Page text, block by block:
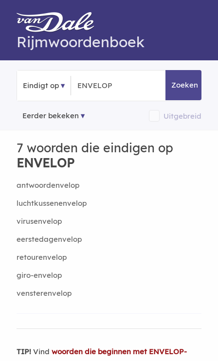
Rijmwoordenboek
Eindigt op Zoeken
Eerder bekeken Uitgebreid
7 woorden die eindigen op
ENVELOP
antwoordenvelop
luchtkussenenvelop
virusenvelop
eerstedagenvelop
retourenvelop
giro-envelop
vensterenvelop
TIP!Vind woorden die beginnen met ENVELOP-